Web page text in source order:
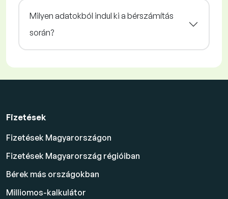
Milyen adatokból indul ki a bérszámítás
során?
Fizetések
Fizetések Magyarországon
Fizetések Magyarország régióiban
Bérek más országokban
Milliomos-kalkulátor